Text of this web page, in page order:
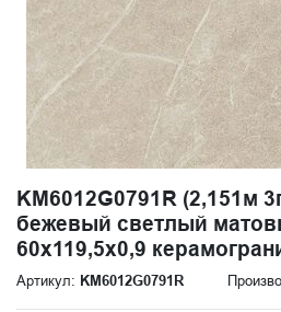
KM6012G0791R (2,151м
бежевый светлый
60x119,5x0,9
Артикул: KM6012G0791R